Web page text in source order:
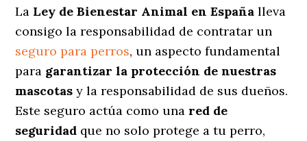
La Ley de Bienestar Animal en España lleva
consigo la responsabilidad de contratar un
seguro para perros, un aspecto fundamental
para garantizar la protección de nuestras
mascotas y la responsabilidad de sus dueños.
Este seguro actúa como una red de
seguridad que no solo protege a tu perro,